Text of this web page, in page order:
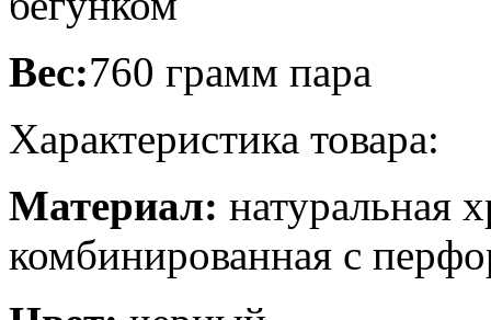
Вес:760 грамм пара
Характеристика товара:
Материал: натуральная
комбинированная с